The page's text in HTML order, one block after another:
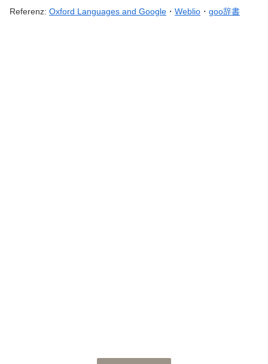
Referenz: Oxford Languages and Google ・ Weblio ・ goo辞書